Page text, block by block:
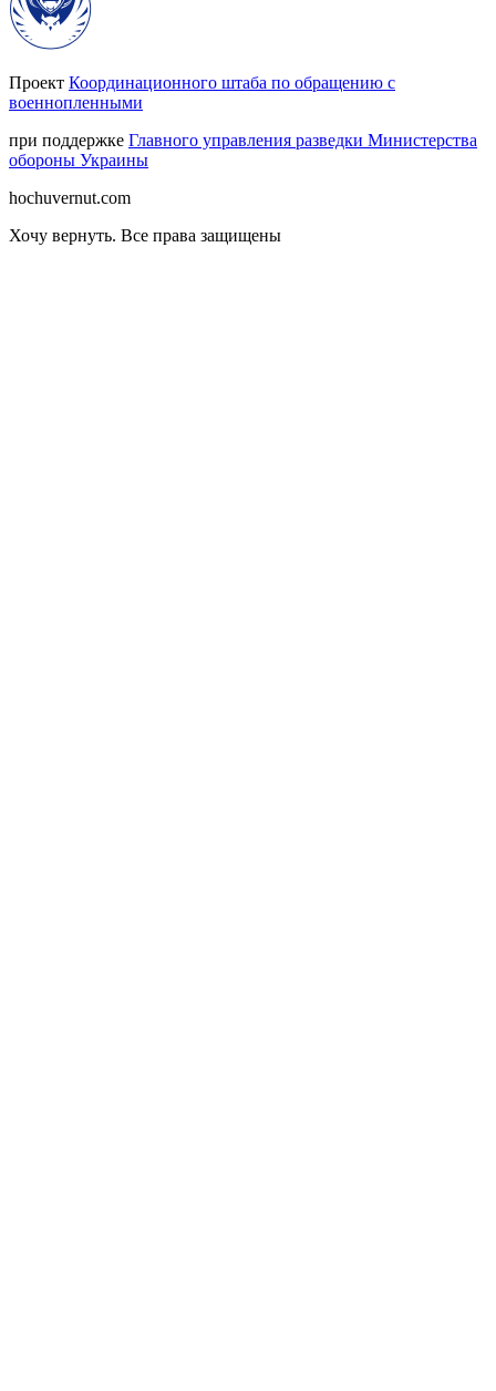
Проект Координационного штаба по обращению с
военнопленными
при поддержке Главного управления разведки Министерства
обороны Украины
hochuvernut.com
Хочу вернуть. Все права защищены